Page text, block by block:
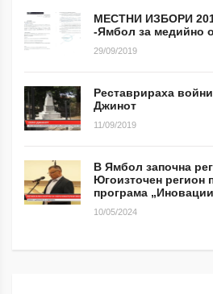
МЕСТНИ ИЗБОРИ
-Ямбол за медийно
29/09/2019
Реставрираха
Джинот
11/09/2019
В Ямбол започна
Югоизточен регион
програма
10/05/2024